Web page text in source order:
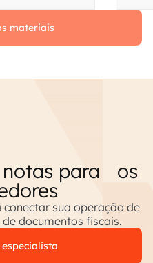
materiais
notas para os
sua operação de
documentos fiscais.